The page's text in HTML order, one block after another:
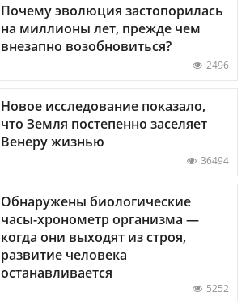
Почему эволюция застопорилась
на миллионы лет, прежде чем
внезапно возобновиться?
2496
Новое исследование показало,
что Земля постепенно заселяет
Венеру жизнью
36494
Обнаружены биологические
часы-хронометр организма —
когда они выходят из строя,
развитие человека
останавливается
5252